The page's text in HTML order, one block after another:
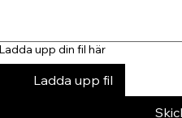
upp din fil här
Ladda upp fil